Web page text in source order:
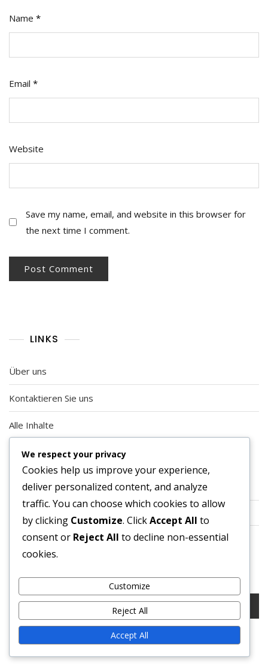
Name *
Email *
Website
Save my name, email, and website in this browser for
the next time I comment.
LINKS
Über uns
Kontaktieren Sie uns
Alle Inhalte
KATEGORIEN
Event-Shop-Tokens
Twitch Drops
Search
NEUESTE BEITRÄGE
We respect your privacy
Cookies help us improve your experience,
deliver personalized content, and analyze
traffic. You can choose which cookies to allow
by clicking Customize. ClickAccept All to
consent or Reject All to decline non-essential
cookies.
Customize
Reject All
Accept All